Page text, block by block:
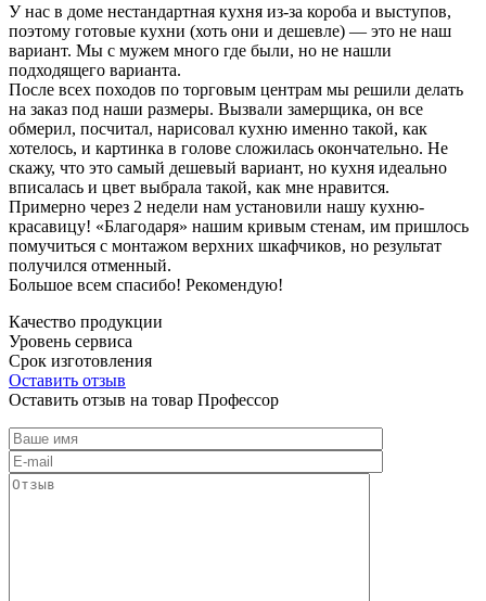
У нас в доме нестандартная кухня из-за короба и выступов,
поэтому готовые кухни (хоть они и дешевле) — это не наш
вариант. Мы с мужем много где были, но не нашли
подходящего варианта.
После всех походов по торговым центрам мы решили делать
на заказ под наши размеры. Вызвали замерщика, он все
обмерил, посчитал, нарисовал кухню именно такой, как
хотелось, и картинка в голове сложилась окончательно. Не
скажу, что это самый дешевый вариант, но кухня идеально
вписалась и цвет выбрала такой, как мне нравится.
Примерно через 2 недели нам установили нашу кухню-
красавицу! «Благодаря» нашим кривым стенам, им пришлось
помучиться с монтажом верхних шкафчиков, но результат
получился отменный.
Большое всем спасибо! Рекомендую!
Качество продукции
Уровень сервиса
Срок изготовления
Оставить отзыв
Оставить отзыв на товар Профессор